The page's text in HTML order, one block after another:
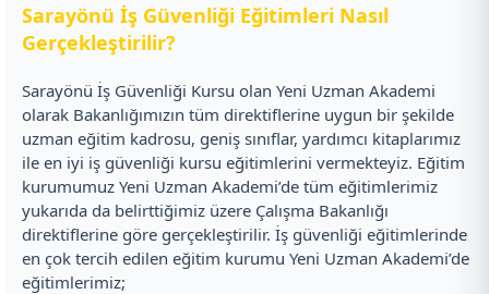
Sarayönü İş Güvenliği Eğitimleri Nasıl
Gerçekleştirilir?
Sarayönü İş Güvenliği Kursu olan Yeni Uzman Akademi
olarak Bakanlığımızın tüm direktiflerine uygun bir şekilde
uzman eğitim kadrosu, geniş sınıflar, yardımcı kitaplarımız
ile en iyi iş güvenliği kursu eğitimlerini vermekteyiz. Eğitim
kurumumuz Yeni Uzman Akademi’de tüm eğitimlerimiz
yukarıda da belirttiğimiz üzere Çalışma Bakanlığı
direktiflerine göre gerçekleştirilir. İş güvenliği eğitimlerinde
en çok tercih edilen eğitim kurumu Yeni Uzman Akademi’de
eğitimlerimiz;